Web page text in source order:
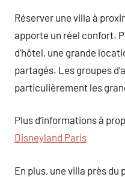
Réserver une villa à
apporte un réel confort.
d’hôtel, une grande
partagés. Les groupes
particulièrement les
Plus d’informations à
Disneyland Paris
En plus, une villa près du